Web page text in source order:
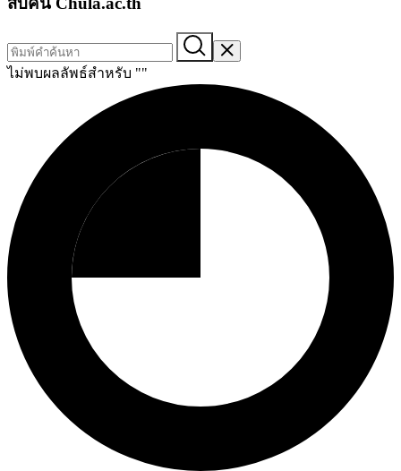
ไม่พบผลลัพธ์สำหรับ ""